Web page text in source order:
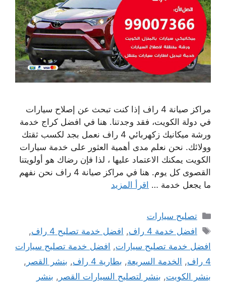
مراكز صيانة 4 راف إذا كنت تبحث عن إصلاح سيارات
في دولة الكويت، فقد وجدتنا. هنا في افضل كراج خدمة
ورشة ميكانيك زكهربائي 4 راف نعمل بجد لكسب ثقتك
وولائك. نحن نعلم مدى أهمية العثور على خدمة سيارات
الكويت يمكنك الاعتماد عليها ، لذا فإن رضاك ​​هو أولويتنا
القصوى كل يوم. هنا في مراكز صيانة 4 راف نحن نفهم
ما يجعل خدمة … اقرأ المزيد
التصنيفات
تصليح سيارات
الوسوم
افضل خدمة 4 راف , افضل خدمة تصليح 4 راف
,
افضل خدمة تصليح سيارات, افضل خدمة تصليح سيارات
4 راف
, الخدمة السريعة, بطارية 4 راف , بنشر القصر ,
بنشر الكويت, بنشر لتصليح السيارات القصر , بنشر